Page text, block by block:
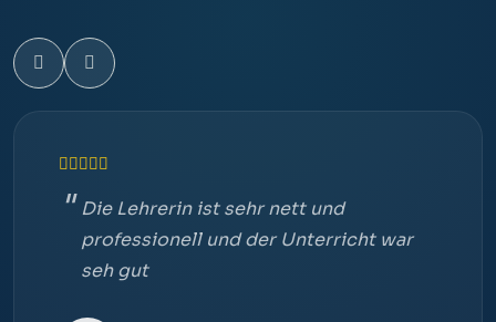
Die Lehrerin ist sehr nett und
professionell und der Unterricht war
seh gut